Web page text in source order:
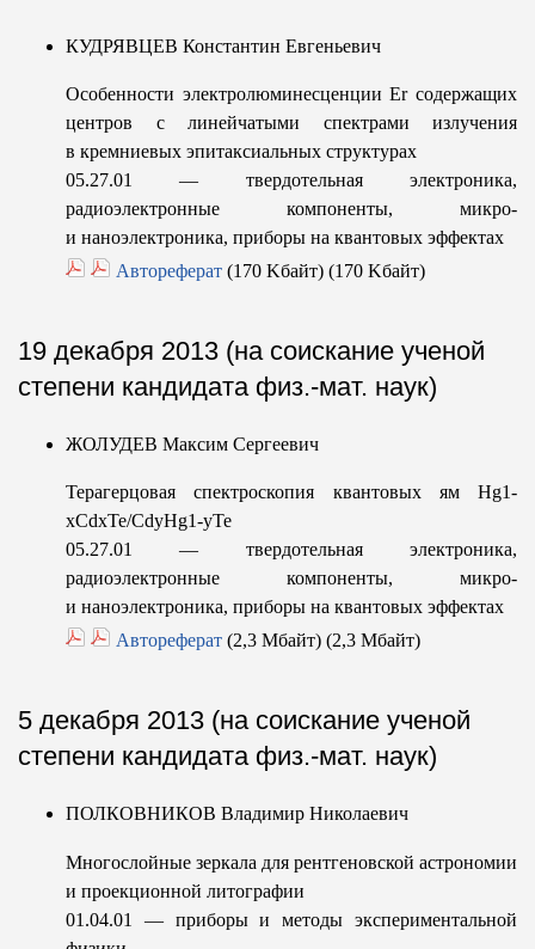
КУДРЯВЦЕВ Константин Евгеньевич
Особенности электролюминесценции Er содержащих
центров с линейчатыми спектрами излучения
в кремниевых эпитаксиальных структурах
05.27.01 — твердотельная электроника,
радиоэлектронные компоненты, микро-
и наноэлектроника, приборы на квантовых эффектах
Автореферат (170 Kбайт) (170 Kбайт)
19 декабря 2013 (на соискание ученой
степени кандидата физ.-мат. наук)
ЖОЛУДЕВ Максим Сергеевич
Терагерцовая спектроскопия квантовых ям Hg1-
xCdxTe/CdyHg1-yTe
05.27.01 — твердотельная электроника,
радиоэлектронные компоненты, микро-
и наноэлектроника, приборы на квантовых эффектах
Автореферат (2,3 Мбайт) (2,3 Мбайт)
5 декабря 2013 (на соискание ученой
степени кандидата физ.-мат. наук)
ПОЛКОВНИКОВ Владимир Николаевич
Многослойные зеркала для рентгеновской астрономии
и проекционной литографии
01.04.01 — приборы и методы экспериментальной